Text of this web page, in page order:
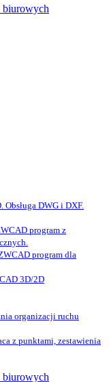
biurowych
DWG i DXF.
program z
program dla
3D/2D
organizacji ruchu
z punktami, zestawienia
biurowych